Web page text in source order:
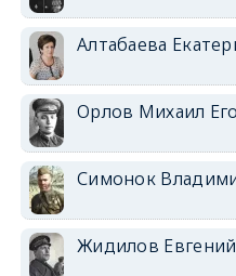
Алтабаева
Орлов Михаил
Симонок
Жидилов